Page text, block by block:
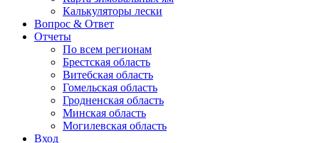
Калькуляторы лески
Вопрос & Ответ
Отчеты
По всем регионам
Брестская область
Витебская область
Гомельская область
Гродненская область
Минская область
Могилевская область
Вход